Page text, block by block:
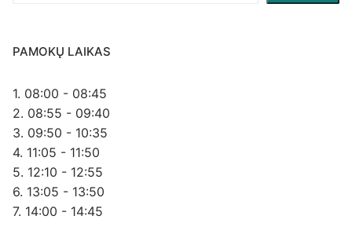
PAMOKŲ LAIKAS
1. 08:00 - 08:45
2. 08:55 - 09:40
3. 09:50 - 10:35
4. 11:05 - 11:50
5. 12:10 - 12:55
6. 13:05 - 13:50
7. 14:00 - 14:45